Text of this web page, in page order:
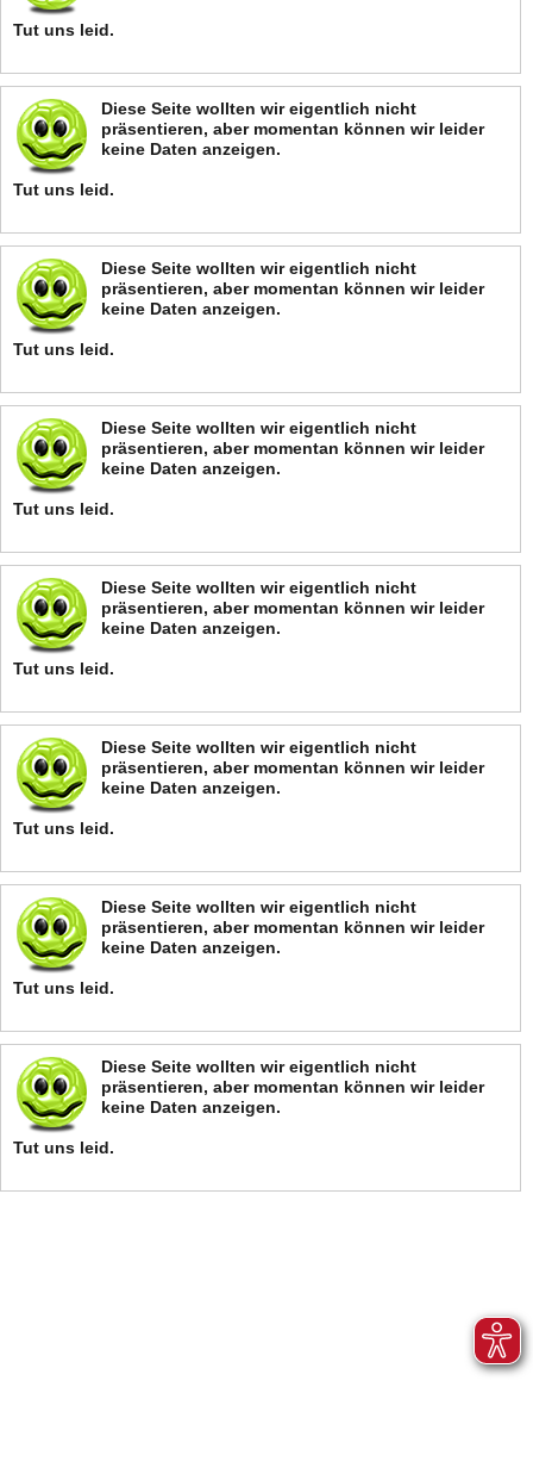
Tut uns leid.
Diese Seite wollten wir eigentlich nicht
präsentieren, aber momentan können wir leider
keine Daten anzeigen.
Tut uns leid.
Diese Seite wollten wir eigentlich nicht
präsentieren, aber momentan können wir leider
keine Daten anzeigen.
Tut uns leid.
Diese Seite wollten wir eigentlich nicht
präsentieren, aber momentan können wir leider
keine Daten anzeigen.
Tut uns leid.
Diese Seite wollten wir eigentlich nicht
präsentieren, aber momentan können wir leider
keine Daten anzeigen.
Tut uns leid.
Diese Seite wollten wir eigentlich nicht
präsentieren, aber momentan können wir leider
keine Daten anzeigen.
Tut uns leid.
Diese Seite wollten wir eigentlich nicht
präsentieren, aber momentan können wir leider
keine Daten anzeigen.
Tut uns leid.
Diese Seite wollten wir eigentlich nicht
präsentieren, aber momentan können wir leider
keine Daten anzeigen.
Tut uns leid.